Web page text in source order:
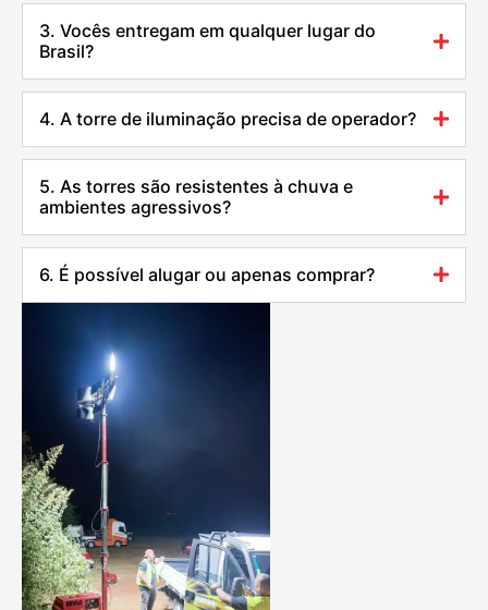
3. Vocês entregam em qualquer lugar do
Brasil?
4. A torre de iluminação precisa de operador?
5. As torres são resistentes à chuva e
ambientes agressivos?
6. É possível alugar ou apenas comprar?